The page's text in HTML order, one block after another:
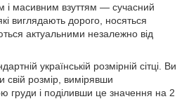
і масивним взуттям — сучасний
виглядають дорого, носяться
актуальними незалежно від
українській розмірній сітці. Ви
свій розмір, вимірявши
груди і поділивши це значення на 2